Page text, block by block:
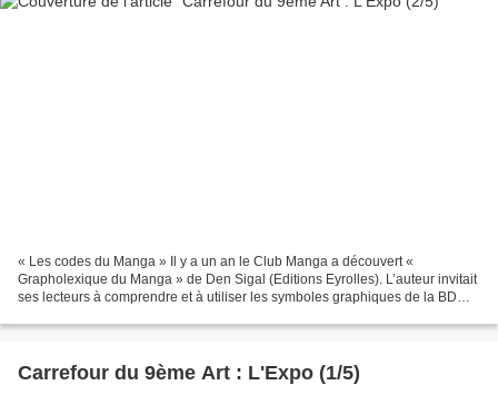
« Les codes du Manga » Il y a un an le Club Manga a découvert «
Grapholexique du Manga » de Den Sigal (Editions Eyrolles). L’auteur invitait
ses lecteurs à comprendre et à utiliser les symboles graphiques de la BD
Carrefour du 9ème Art : L'Expo (1/5)